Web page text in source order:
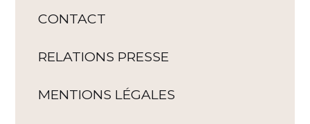
CONTACT
RELATIONS PRESSE
MENTIONS LÉGALES